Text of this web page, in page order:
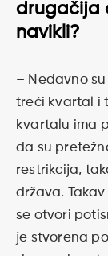
drugačija
navikli?
– Nedavno
treći kvartal i
kvartalu ima
da su
restrikcija,
država.
se otvori
je stvorena